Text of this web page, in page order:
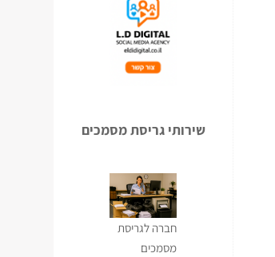
שירותי גריסת מסמכים
חברה לגריסת
מסמכים